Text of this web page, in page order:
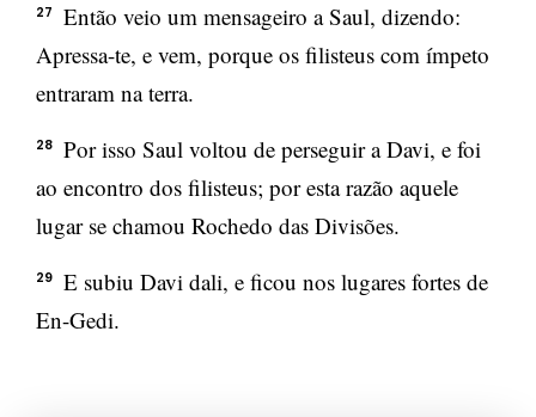
27
Então veio um mensageiro a Saul, dizendo:
Apressa-te, e vem, porque os filisteus com ímpeto
entraram na terra.
28
Por isso Saul voltou de perseguir a Davi, e foi
ao encontro dos filisteus; por esta razão aquele
lugar se chamou Rochedo das Divisões.
29
E subiu Davi dali, e ficou nos lugares fortes de
En-Gedi.